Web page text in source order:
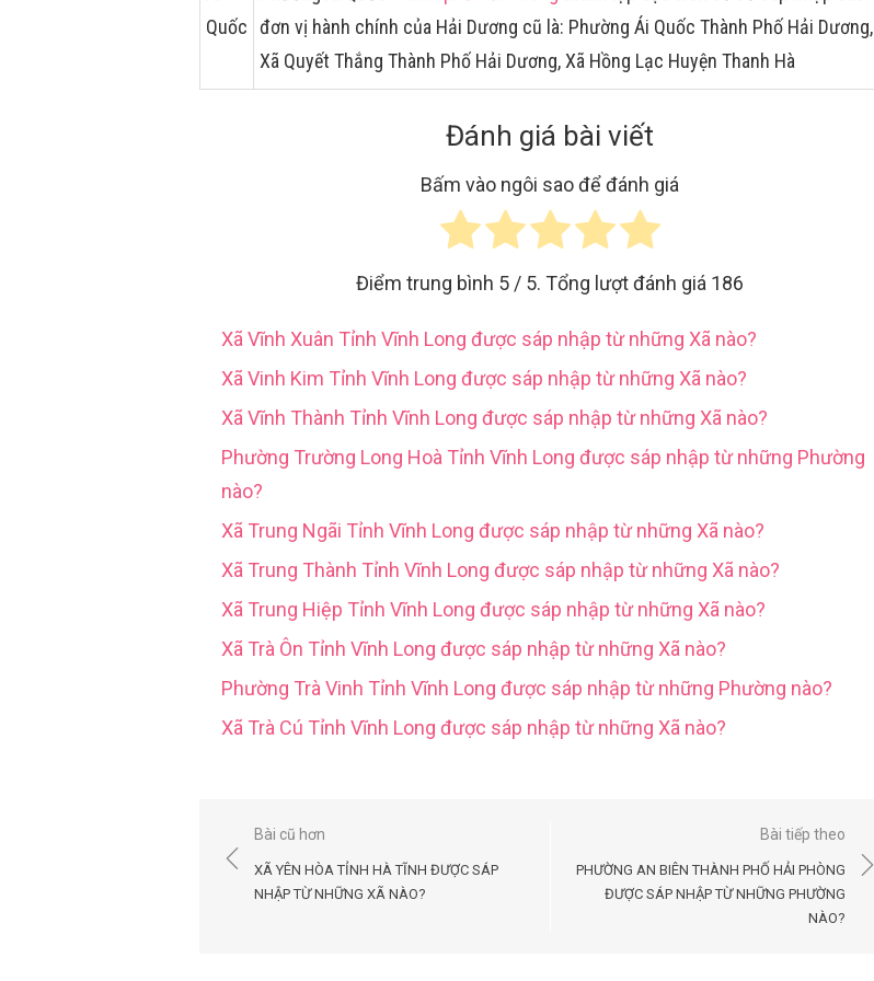
Quốc đơn vị hành chính của Hải Dương cũ là: Phường Ái Quốc Thành Phố Hải Dương,
Xã Quyết Thắng Thành Phố Hải Dương, Xã Hồng Lạc Huyện Thanh Hà
Đánh giá bài viết
Bấm vào ngôi sao để đánh giá
Điểm trung bình 5 / 5. Tổng lượt đánh giá 186
Xã Vĩnh Xuân Tỉnh Vĩnh Long được sáp nhập từ những Xã nào?
Xã Vinh Kim Tỉnh Vĩnh Long được sáp nhập từ những Xã nào?
Xã Vĩnh Thành Tỉnh Vĩnh Long được sáp nhập từ những Xã nào?
Phường Trường Long Hoà Tỉnh Vĩnh Long được sáp nhập từ những Phường
nào?
Xã Trung Ngãi Tỉnh Vĩnh Long được sáp nhập từ những Xã nào?
Xã Trung Thành Tỉnh Vĩnh Long được sáp nhập từ những Xã nào?
Xã Trung Hiệp Tỉnh Vĩnh Long được sáp nhập từ những Xã nào?
Xã Trà Ôn Tỉnh Vĩnh Long được sáp nhập từ những Xã nào?
Phường Trà Vinh Tỉnh Vĩnh Long được sáp nhập từ những Phường nào?
Xã Trà Cú Tỉnh Vĩnh Long được sáp nhập từ những Xã nào?
Điều
hướng
Bài cũ hơn
XÃ YÊN HÒA TỈNH HÀ TĨNH ĐƯỢC SÁP
NHẬP TỪ NHỮNG XÃ NÀO?
Bài tiếp theo
PHƯỜNG AN BIÊN THÀNH PHỐ HẢI PHÒNG
ĐƯỢC SÁP NHẬP TỪ NHỮNG PHƯỜNG
NÀO?